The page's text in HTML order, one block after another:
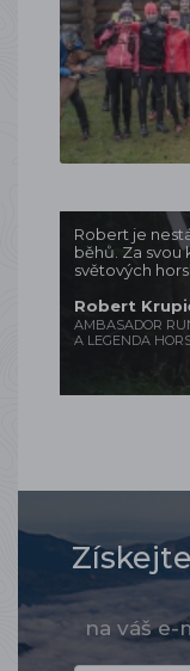
Robert je
běhů. Za svou
světových
Robert
AMBASADOR
A LEGENDA
na váš